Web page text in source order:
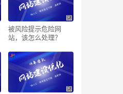
被风险提示危险网
站，该怎么处理？